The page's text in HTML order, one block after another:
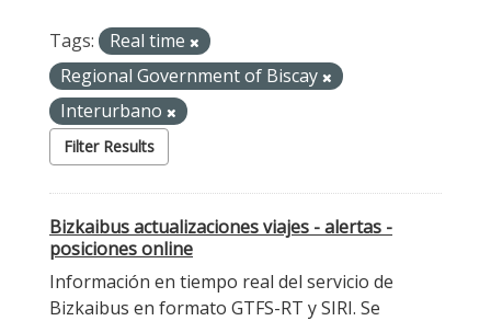
Tags:
Real time
Regional Government of Biscay
Interurbano
Filter Results
Bizkaibus actualizaciones viajes - alertas -
posiciones online
Información en tiempo real del servicio de
Bizkaibus en formato GTFS-RT y SIRI. Se